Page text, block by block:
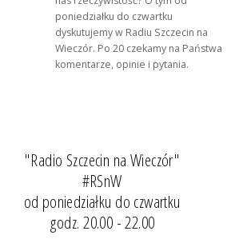
poniedziałku do czwartku
dyskutujemy w Radiu Szczecin na
Wieczór. Po 20 czekamy na Państwa
komentarze, opinie i pytania.
"Radio Szczecin na Wieczór"
#RSnW
od poniedziałku do czwartku
godz. 20.00 - 22.00